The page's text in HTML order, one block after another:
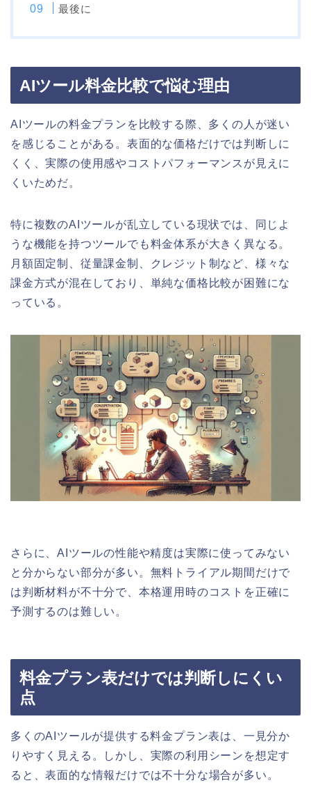
最後に
AIツール料金比較で悩む理由
AIツールの料金プランを比較する際、多くの人が迷い
を感じることがある。表面的な価格だけでは判断しに
くく、実際の使用感やコストパフォーマンスが見えに
くいためだ。
特に複数のAIツールが乱立している現状では、同じよ
うな機能を持つツールでも料金体系が大きく異なる。
月額固定制、従量課金制、クレジット制など、様々な
課金方式が混在しており、単純な価格比較が困難にな
っている。
さらに、AIツールの性能や精度は実際に使ってみない
と分からない部分が多い。無料トライアル期間だけで
は判断材料が不十分で、本格運用時のコストを正確に
予測するのは難しい。
料金プラン表だけでは判断しにくい
点
多くのAIツールが提供する料金プラン表は、一見分か
りやすく見える。しかし、実際の利用シーンを想定す
ると、表面的な情報だけでは不十分な場合が多い。